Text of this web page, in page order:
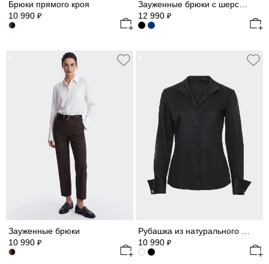
Брюки прямого кроя
10 990 ₽
12 990 ₽
Зауженные брюки
10 990 ₽
Рубашка из натурального хлопка
10 990 ₽